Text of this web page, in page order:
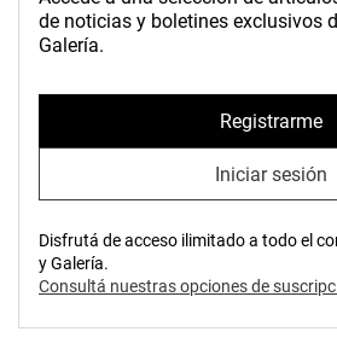
de noticias y boletines exclusivos
Galería.
Registrarme
Iniciar sesión
Disfrutá de acceso ilimitado a todo el
y Galería.
Consultá nuestras opciones de